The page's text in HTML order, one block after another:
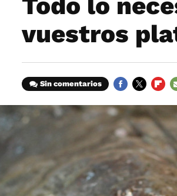
vuestros
Sin comentarios